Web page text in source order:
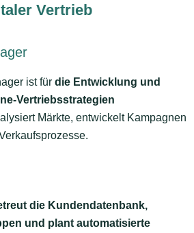
Vertrieb
ist für die Entwicklung und
Vertriebsstrategien
Märkte, entwickelt Kampagnen
die Kundendatenbank,
und plant automatisierte